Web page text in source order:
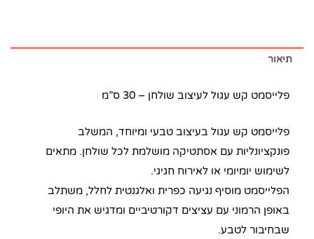
תיאור
פלייסמט קש עגול לעיצוב שולחן – 30 ס”מ
פלייסמט קש עגול בעיצוב טבעי ומיוחד, המשלב
פונקציונליות עם אסתטיקה מושלמת לכל שולחן. מתאים
לשימוש יומיומי או לאירוח חגיגי.
הפלייסמט מוסיף נגיעה כפרית ואלגנטית לחלל, משתלב
באופן הרמוני עם עציצים דקורטיביים ומדגיש את היופי
שבחיבור לטבע.